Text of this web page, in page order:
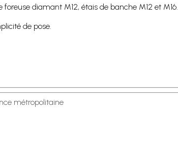
diamant M12, étais de banche M12 et M16.
de pose.
métropolitaine